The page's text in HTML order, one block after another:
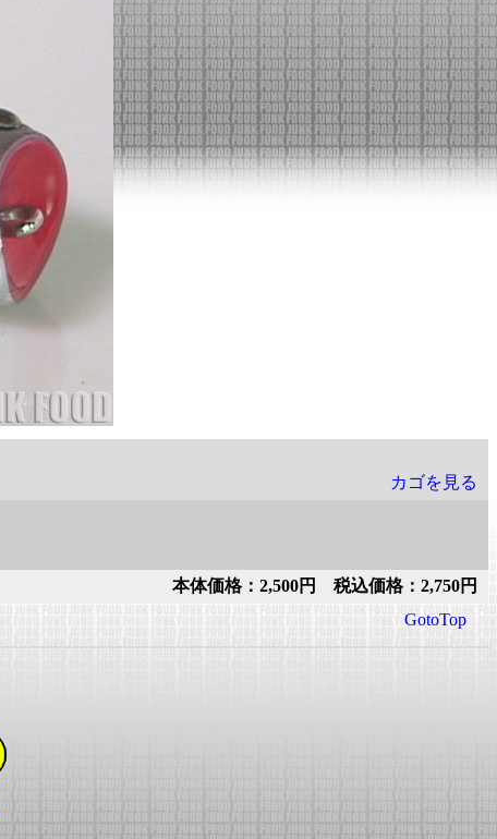
カゴを見る
本体価格：2,500円 税込価格：2,750円
GotoTop